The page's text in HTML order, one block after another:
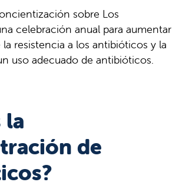
sobre Los
celebración anual para aumentar
resistencia a los antibióticos y la
uso adecuado de antibióticos.
la
de